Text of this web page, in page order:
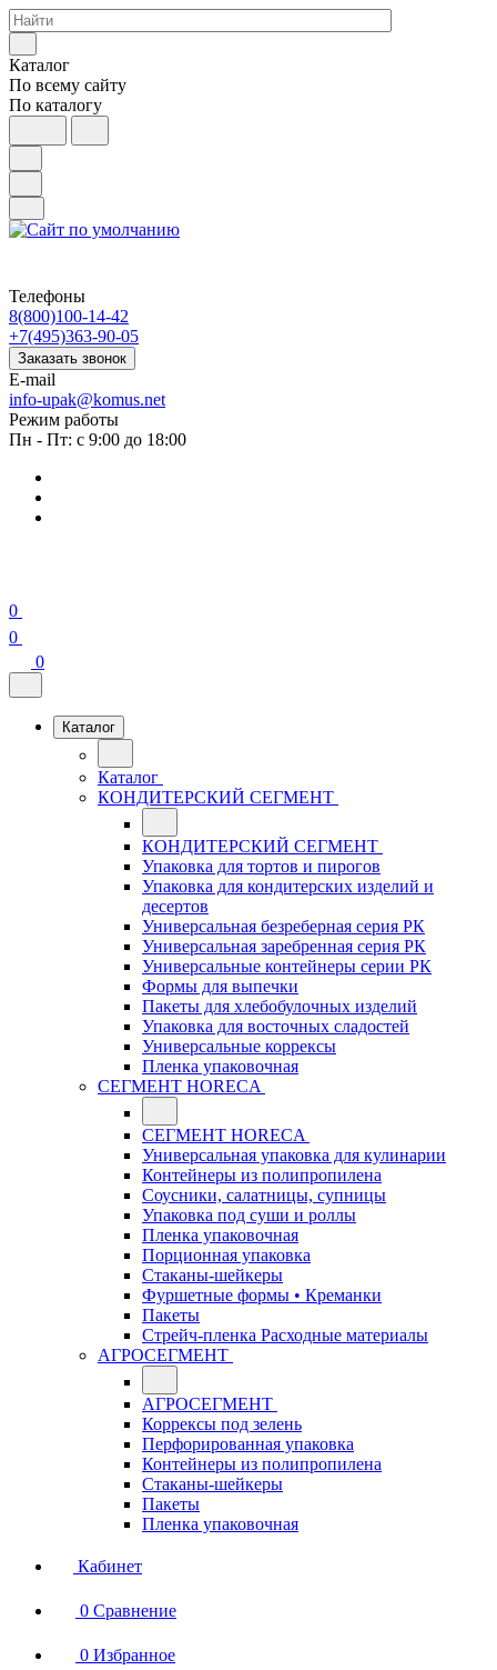
Каталог
По всему сайту
По каталогу
Телефоны
8(800)100-14-42
+7(495)363-90-05
Заказать звонок
E-mail
info-upak@komus.net
Режим работы
Пн - Пт: с 9:00 до 18:00
0
0
0
Каталог
Каталог
КОНДИТЕРСКИЙ СЕГМЕНТ
КОНДИТЕРСКИЙ СЕГМЕНТ
Упаковка для тортов и пирогов
Упаковка для кондитерских изделий и
десертов
Универсальная безреберная серия РК
Универсальная заребренная серия РК
Универсальные контейнеры серии РК
Формы для выпечки
Пакеты для хлебобулочных изделий
Упаковка для восточных сладостей
Универсальные коррексы
Пленка упаковочная
СЕГМЕНТ HORECA
СЕГМЕНТ HORECA
Универсальная упаковка для кулинарии
Контейнеры из полипропилена
Соусники, салатницы, супницы
Упаковка под суши и роллы
Пленка упаковочная
Порционная упаковка
Стаканы-шейкеры
Фуршетные формы • Креманки
Пакеты
Стрейч-пленка Расходные материалы
АГРОСЕГМЕНТ
АГРОСЕГМЕНТ
Коррексы под зелень
Перфорированная упаковка
Контейнеры из полипропилена
Стаканы-шейкеры
Пакеты
Пленка упаковочная
Кабинет
0 Сравнение
0 Избранное